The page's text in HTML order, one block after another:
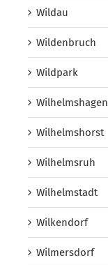
Wildau
Wildenbruch
Wildpark
Wilhelmshagen
Wilhelmshorst
Wilhelmsruh
Wilhelmstadt
Wilkendorf
Wilmersdorf